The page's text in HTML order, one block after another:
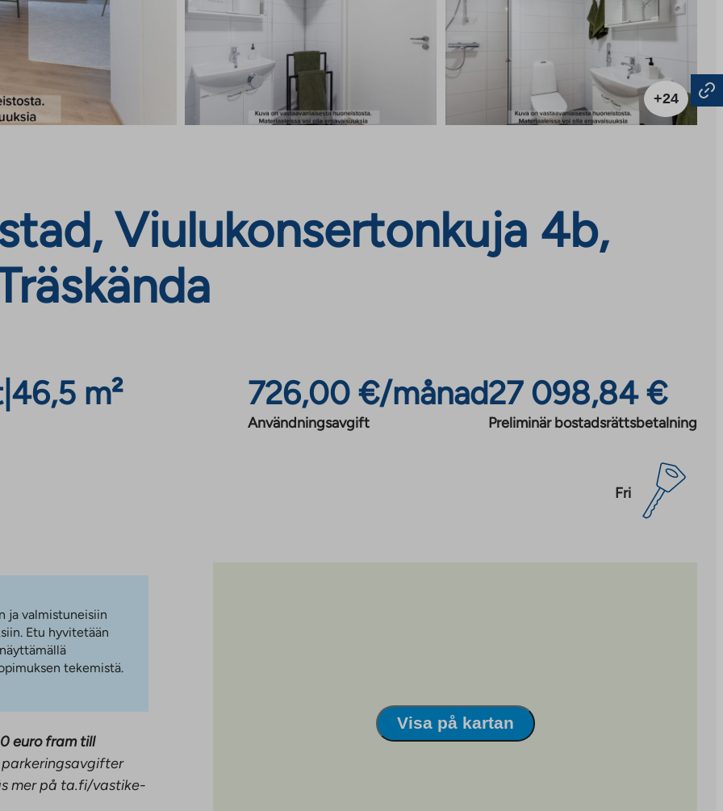
+24
Viulukonsertonkuja 4b,
| 46,5 m² 726,00 €/månad
Användningsavgift
27 098,84 €
Preliminär bostadsrättsbetalning
Fri
ja valmistuneisiin
Etu hyvitetään
tekemistä.
euro fram till
mer på ta.fi/vastike-
Visa på kartan